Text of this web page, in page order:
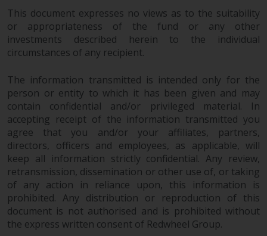
zu. Alle diese Unternehmen sind
verpflichtet, die Vertraulichkeit
dieser Informationen zu wahren.
Wenn Sie nicht möchten, dass
Weise verwendet werden, sollten
Sie Redwheel per E-Mail oder
schriftlich darüber informieren.
Sie haben Anspruch auf eine
Kopie der Informationen, die wir
über Sie gespeichert haben,
indem Sie uns schriftlich
anschreiben und diese anfordern.
Weitere Informationen finden Sie
in unserer Datenschutz- und
Datenschutzrichtlinie und Cookie-
This document expresses no views as to the suitability
or appropriateness of the fund or any other
investments described herein to the individual
circumstances of any recipient.
The information transmitted is intended only for the
person or entity to which it has been given and may
contain confidential and/or privileged material. In
accepting receipt of the information transmitted you
agree that you and/or your affiliates, partners,
directors, officers and employees, as applicable, will
keep all information strictly confidential. Any review,
retransmission, dissemination or other use of, or taking
of any action in reliance upon, this information is
prohibited. Any distribution or reproduction of this
document is not authorised and is prohibited without
the express written consent of Redwheel Group.